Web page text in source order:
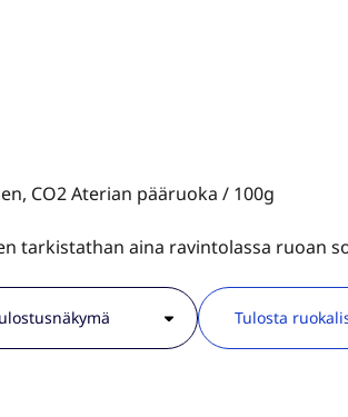
CO2 Aterian pääruoka / 100g
tarkistathan aina ravintolassa ruoan
Tulosta